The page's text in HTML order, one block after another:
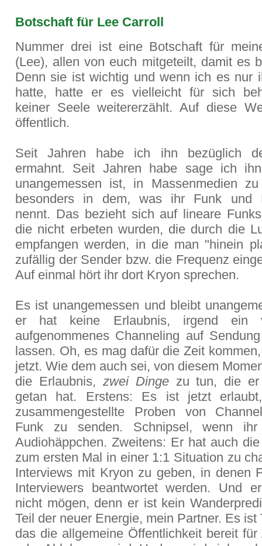
Botschaft für Lee Carroll
Nummer drei ist eine Botschaft für
(Lee), allen von euch mitgeteilt, damit es
Denn sie ist wichtig und wenn ich es nur
hatte, hatte er es vielleicht für sich
keiner Seele weitererzählt. Auf diese
öffentlich.
Seit Jahren habe ich ihn bezüglich
ermahnt. Seit Jahren habe sage ich
unangemessen ist, in Massenmedien
besonders in dem, was ihr Funk und
nennt. Das bezieht sich auf lineare
die nicht erbeten wurden, die durch die
empfangen werden, in die man "hinein
zufällig der Sender bzw. die Frequenz
Auf einmal hört ihr dort Kryon sprechen.
Es ist unangemessen und bleibt
er hat keine Erlaubnis, irgend ein
aufgenommenes Channeling auf
lassen. Oh, es mag dafür die Zeit
jetzt. Wie dem auch sei, von diesem
die Erlaubnis, zwei Dingezu tun, die er
getan hat. Erstens: Es ist jetzt
zusammengestellte Proben von
Funk zu senden. Schnipsel, wenn
Audiohäppchen. Zweitens: Er hat auch
zum ersten Mal in einer 1:1 Situation zu
Interviews mit Kryon zu geben, in denen
Interviewers beantwortet werden. Und
nicht mögen, denn er ist kein
Teil der neuer Energie, mein Partner. Es ist
das die allgemeine Öffentlichkeit bereit für